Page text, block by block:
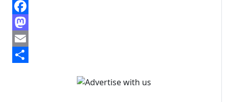
Facebook
Mastodon
Email